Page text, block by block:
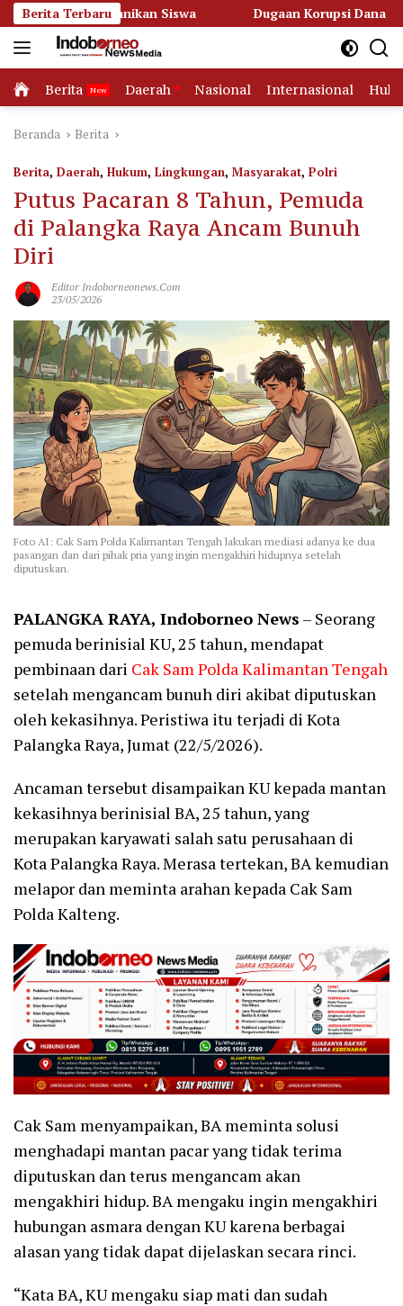
Langsung
ke
konten
Berita Terbaru
Siswa Dugaan Korupsi Dana Hibah Pilkada,
Home
Berita Daerah Nasional Internasional
Beranda Berita
Berita, Daerah, Hukum, Lingkungan, Masyarakat, Polri
Putus Pacaran 8 Tahun, Pemuda
di Palangka Raya Ancam Bunuh
Diri
Editor Indoborneonews.com
23/05/2026
Foto AI: Cak Sam Polda Kalimantan Tengah lakukan mediasi adanya ke dua
pasangan dan dari pihak pria yang ingin mengakhiri hidupnya setelah
diputuskan.
PALANGKA RAYA, Indoborneo News – Seorang
pemuda berinisial KU, 25 tahun, mendapat
pembinaan dari Cak Sam Polda Kalimantan Tengah
setelah mengancam bunuh diri akibat diputuskan
oleh kekasihnya. Peristiwa itu terjadi di Kota
Palangka Raya, Jumat (22/5/2026).
Ancaman tersebut disampaikan KU kepada mantan
kekasihnya berinisial BA, 25 tahun, yang
merupakan karyawati salah satu perusahaan di
Kota Palangka Raya. Merasa tertekan, BA kemudian
melapor dan meminta arahan kepada Cak Sam
Polda Kalteng.
Cak Sam menyampaikan, BA meminta solusi
menghadapi mantan pacar yang tidak terima
diputuskan dan terus mengancam akan
mengakhiri hidup. BA mengaku ingin mengakhiri
hubungan asmara dengan KU karena berbagai
alasan yang tidak dapat dijelaskan secara rinci.
“Kata BA, KU mengaku siap mati dan sudah